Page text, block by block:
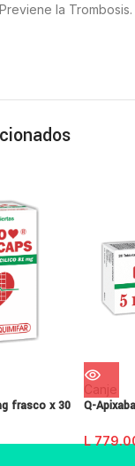
la Trombosis.
frasco x 30
Canje
Q-
L